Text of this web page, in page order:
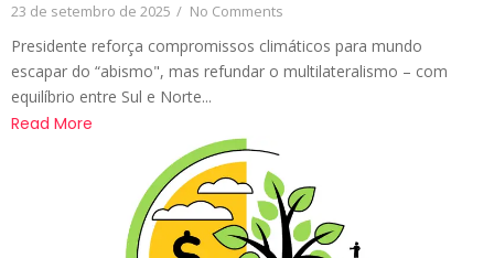
23 de setembro de 2025 / No Comments
Presidente reforça compromissos climáticos para mundo
escapar do “abismo", mas refundar o multilateralismo – com
equilíbrio entre Sul e Norte...
Read More